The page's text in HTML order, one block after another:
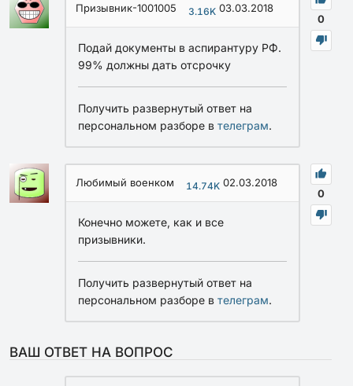
0
Призывник-1001005 3.16K 03.03.2018
Подай документы в аспирантуру РФ.
99% должны дать отсрочку
Получить развернутый ответ на
персональном разборе в телеграм.
0
Любимый военком 14.74K 02.03.2018
Конечно можете, как и все
призывники.
Получить развернутый ответ на
персональном разборе в телеграм.
ВАШ ОТВЕТ НА ВОПРОС